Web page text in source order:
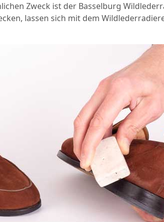
Zweck ist der Basselburg
lassen sich mit dem